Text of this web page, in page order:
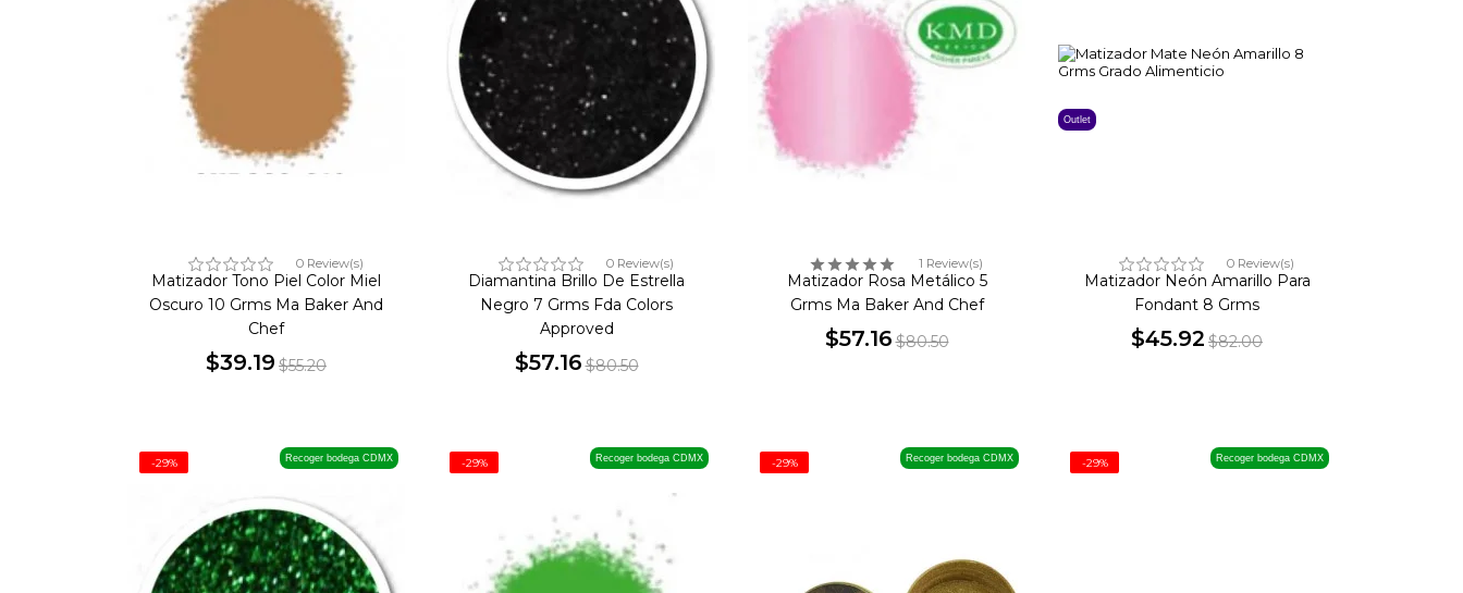
0 Review(s)
Matizador Tono Piel Color Miel
Oscuro 10 Grms Ma Baker And
Chef
$39.19 $55.20
0 Review(s)
Diamantina Brillo De Estrella
Negro 7 Grms Fda Colors
Approved
$57.16$80.50
1 Review(s)
Matizador Rosa Metálico 5
Grms Ma Baker And Chef
$57.16$80.50
Outlet
0 Review(s)
Matizador Neón Amarillo Para
Fondant 8 Grms
$45.92 $82.00
Recoger bodega CDMX
-29% Recoger bodega CDMX
-29% Recoger bodega CDMX
-29% Recoger bodega CDMX
-29%